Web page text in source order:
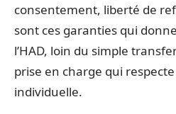
consentement, liberté de
sont ces garanties qui
l’HAD, loin du simple
prise en charge qui
individuelle.